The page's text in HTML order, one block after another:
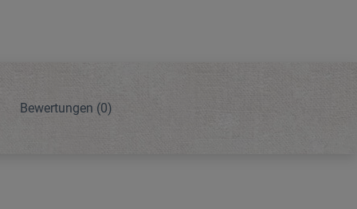
Bewertungen (0)